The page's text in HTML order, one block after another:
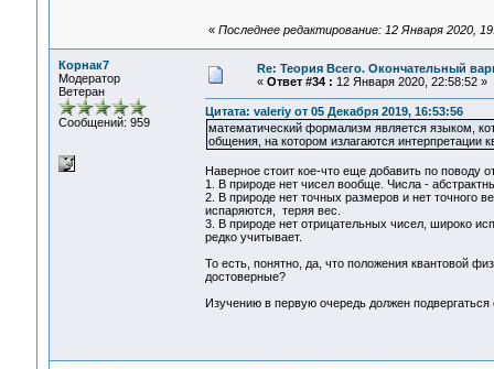
« Последнее редактирование: 12 Января 2020,
Корнак7
Модератор
Ветеран
Сообщений: 959
Re: Теория Всего. Окончательный
« Ответ #34 : 12 Января 2020, 22:58:52 »
Цитата: valeriy от 05 Декабря 2019, 16:53:56
математический формализм является языком,
общения, на котором излагаются интерпретации
Наверное стоит кое-что еще добавить по поводу
1. В природе нет чисел вообще. Числа -
2. В природе нет точных размеров и нет точного
испаряются, теряя вес.
3. В природе нет отрицательных чисел, широко
редко учитывает.
То есть, понятно, да, что положения квантовой
достоверные?
Изучению в первую очередь должен